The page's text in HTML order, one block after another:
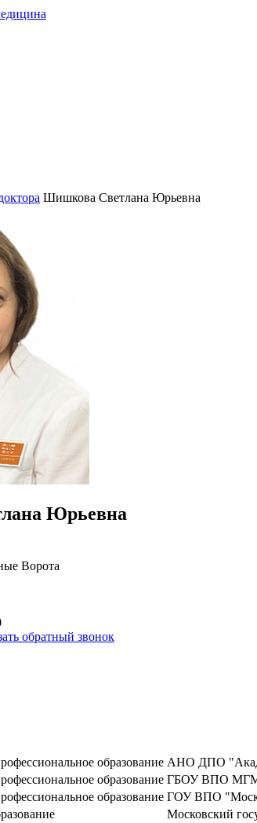
Шишкова Светлана Юрьевна
Юрьевна
Ворота
обратный звонок
образование АНО ДПО
образование ГБОУ ВПО
образование ГОУ ВПО
Московский